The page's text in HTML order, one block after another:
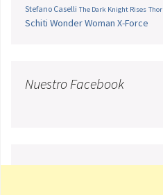
Stefano Caselli The Dark Knight Rises Thor
Schiti Wonder Woman X-Force
Nuestro Facebook